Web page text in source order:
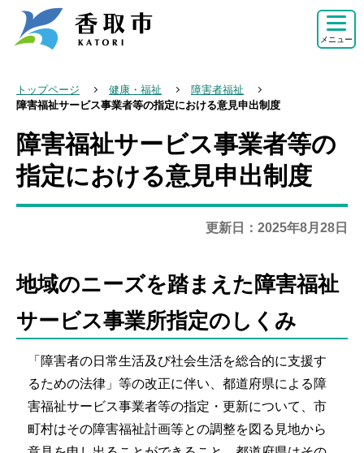
メニュー
トップページ 健康・福祉
障害者福祉
障害福祉サービス事業者等の指定における意見申出制度
本
文
こ
こ
障害福祉サービス事業者等の
指定における意見申出制度
更新日：2025年8月28日
地域のニーズを踏まえた障害福祉
サービス事業所指定のしくみ
「障害者の日常生活及び社会生活を総合的に支援す
るための法律」等の改正に伴い、都道府県による障
害福祉サービス事業者等の指定・更新について、市
町村はその障害福祉計画等との調整を図る見地から